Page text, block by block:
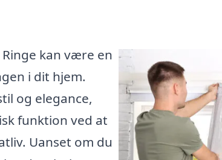
kan være en
i dit hjem.
og elegance,
funktion ved at
Uanset om du